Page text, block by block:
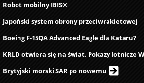
Robot mobilny IBIS®
Japoński system obrony przeciwrakietowej
Boeing F-15QA Advanced Eagle dla Kataru?
KRLD otwiera się na świat. Pokazy lotnicze
Brytyjski morski SAR po nowemu